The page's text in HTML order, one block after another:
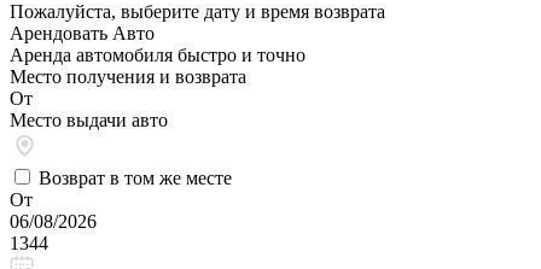
Пожалуйста, выберите дату и время возврата
Арендовать Авто
Аренда автомобиля быстро и точно
Место получения и возврата
От
Место выдачи авто
Возврат в том же месте
От
06/08/2026
1344